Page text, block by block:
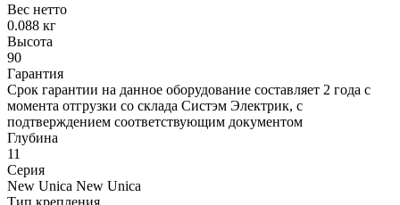
Вес нетто
0.088 кг
Высота
90
Гарантия
Срок гарантии на данное оборудование составляет 2 года с
момента отгрузки со склада Систэм Электрик, с
подтверждением соответствующим документом
Глубина
11
Серия
New Unica New Unica
Тип крепления